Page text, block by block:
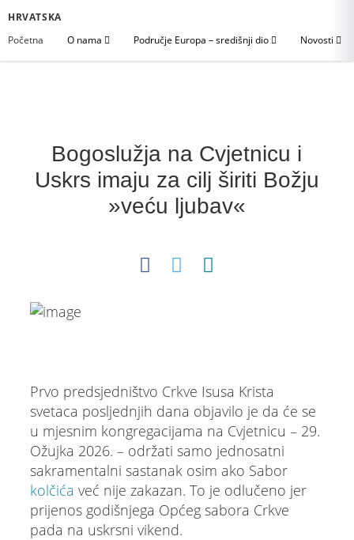
HRVATSKA
Početna
O nama Područje Europa – središnji dio Novosti
Bogoslužja na Cvjetnicu i
Uskrs imaju za cilj širiti Božju
»veću ljubav«
Prvo predsjedništvo Crkve Isusa Krista
svetaca posljednjih dana objavilo je da će se
u mjesnim kongregacijama na Cvjetnicu – 29.
Ožujka 2026. – održati samo jednosatni
sakramentalni sastanak osim ako Sabor
kolčića već nije zakazan. To je odlučeno jer
prijenos godišnjega Općeg sabora Crkve
pada na uskrsni vikend.